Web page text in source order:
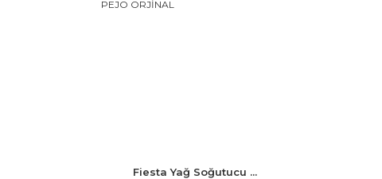
Fiesta Yağ Soğutucu ...